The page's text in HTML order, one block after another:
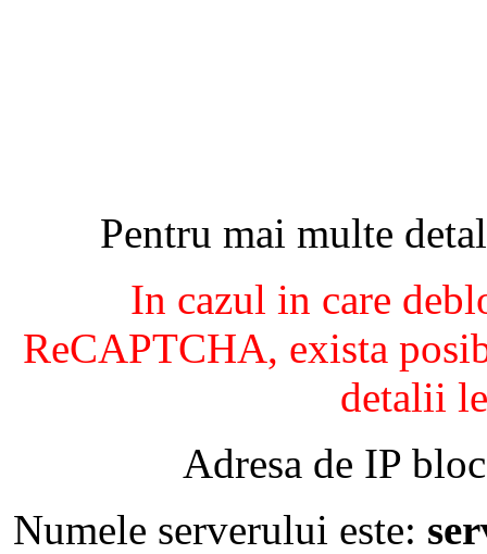
Pentru mai multe
In cazul in care
ReCAPTCHA, exista
detalii
Adresa de IP
Numele serverului este: